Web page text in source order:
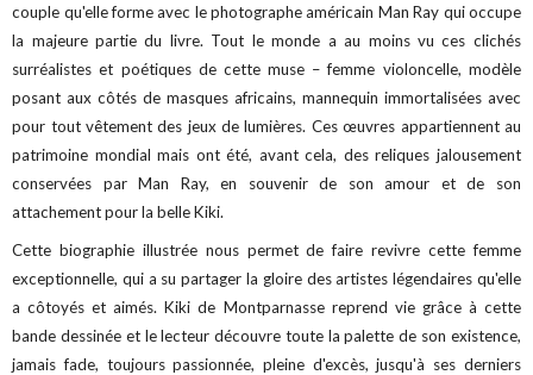
couple qu'elle forme avec le photographe américain Man Ray qui occupe
la majeure partie du livre. Tout le monde a au moins vu ces clichés
surréalistes et poétiques de cette muse – femme violoncelle, modèle
posant aux côtés de masques africains, mannequin immortalisées avec
pour tout vêtement des jeux de lumières. Ces œuvres appartiennent au
patrimoine mondial mais ont été, avant cela, des reliques jalousement
conservées par Man Ray, en souvenir de son amour et de son
attachement pour la belle Kiki.
Cette biographie illustrée nous permet de faire revivre cette femme
exceptionnelle, qui a su partager la gloire des artistes légendaires qu'elle
a côtoyés et aimés. Kiki de Montparnasse reprend vie grâce à cette
bande dessinée et le lecteur découvre toute la palette de son existence,
jamais fade, toujours passionnée, pleine d'excès, jusqu'à ses derniers